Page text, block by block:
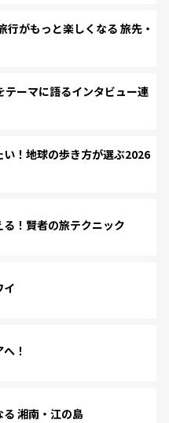
がもっと楽しくなる 旅先・
ーマに語るインタビュー連
！地球の歩き方が選ぶ2026
！賢者の旅テクニック
イ
！
湘南・江の島